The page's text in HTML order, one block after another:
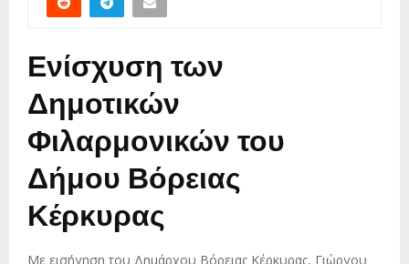
Ενίσχυση των
Δημοτικών
Φιλαρμονικών του
Δήμου Βόρειας
Κέρκυρας
Με εισήγηση του Δημάρχου Βόρειας Κέρκυρας, Γιώργου